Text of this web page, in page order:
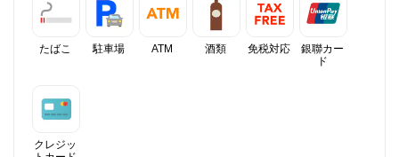
たばこ 駐車場 ATM 酒類 免税対応
銀聯カー
ド
クレジッ